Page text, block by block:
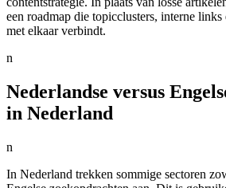
een roadmap die topicclusters, interne
met elkaar verbindt.
n
Nederlandse versus
in Nederland
n
In Nederland trekken sommige sectoren